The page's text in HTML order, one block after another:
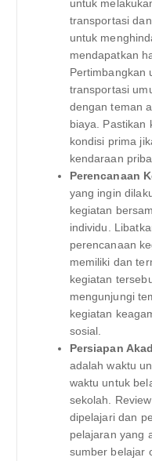
untuk
transportasi
untuk
mendapatkan
Pertimbangkan
transportasi
dengan teman
biaya. Pastikan
kondisi prima
kendaraan
Perencanaan
yang ingin
kegiatan
individu.
perencanaan
memiliki dan
kegiatan
mengunjungi
kegiatan
sosial.
Persiapan
adalah waktu
waktu untuk
sekolah.
dipelajari dan
pelajaran yang
sumber belajar